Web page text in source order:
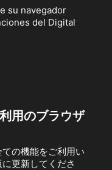
su navegador
del Digital
用のブラウザ
の機能をご利用い
更新してくださ